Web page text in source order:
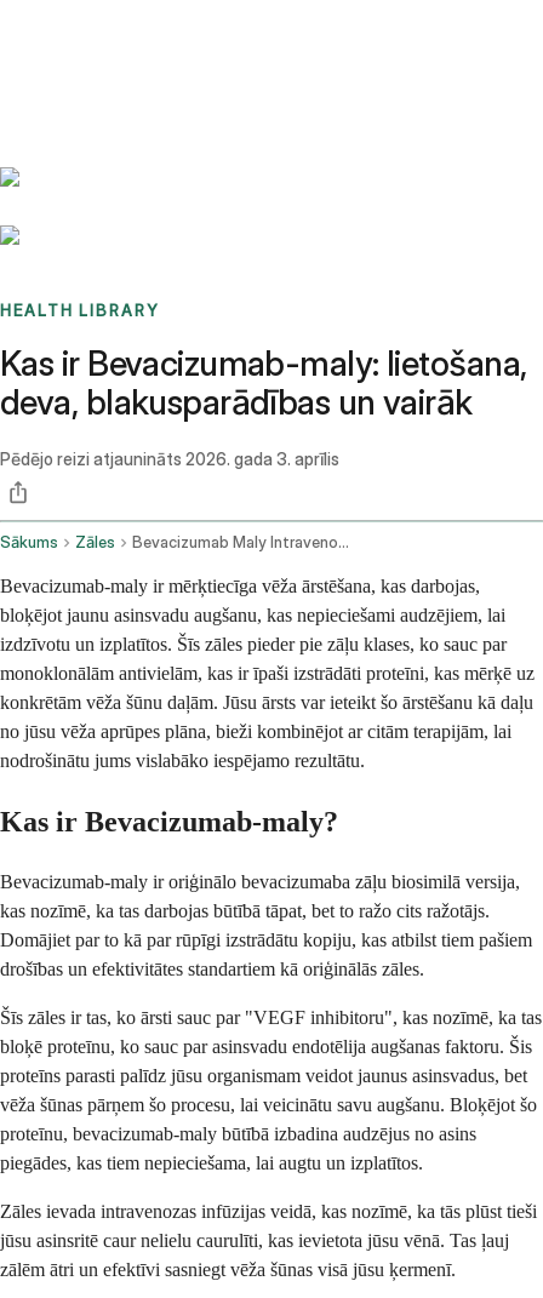
HEALTH LIBRARY
Kas ir Bevacizumab-maly: lietošana,
deva, blakusparādības un vairāk
Pēdējo reizi atjaunināts 2026. gada 3. aprīlis
Sākums Zāles Bevacizumab Maly Intravenous Route
Bevacizumab-maly ir mērķtiecīga vēža ārstēšana, kas darbojas,
bloķējot jaunu asinsvadu augšanu, kas nepieciešami audzējiem, lai
izdzīvotu un izplatītos. Šīs zāles pieder pie zāļu klases, ko sauc par
monoklonālām antivielām, kas ir īpaši izstrādāti proteīni, kas mērķē uz
konkrētām vēža šūnu daļām. Jūsu ārsts var ieteikt šo ārstēšanu kā daļu
no jūsu vēža aprūpes plāna, bieži kombinējot ar citām terapijām, lai
nodrošinātu jums vislabāko iespējamo rezultātu.
Kas ir Bevacizumab-maly?
Bevacizumab-maly ir oriģinālo bevacizumaba zāļu biosimilā versija,
kas nozīmē, ka tas darbojas būtībā tāpat, bet to ražo cits ražotājs.
Domājiet par to kā par rūpīgi izstrādātu kopiju, kas atbilst tiem pašiem
drošības un efektivitātes standartiem kā oriģinālās zāles.
Šīs zāles ir tas, ko ārsti sauc par "VEGF inhibitoru", kas nozīmē, ka tas
bloķē proteīnu, ko sauc par asinsvadu endotēlija augšanas faktoru. Šis
proteīns parasti palīdz jūsu organismam veidot jaunus asinsvadus, bet
vēža šūnas pārņem šo procesu, lai veicinātu savu augšanu. Bloķējot šo
proteīnu, bevacizumab-maly būtībā izbadina audzējus no asins
piegādes, kas tiem nepieciešama, lai augtu un izplatītos.
Zāles ievada intravenozas infūzijas veidā, kas nozīmē, ka tās plūst tieši
jūsu asinsritē caur nelielu caurulīti, kas ievietota jūsu vēnā. Tas ļauj
zālēm ātri un efektīvi sasniegt vēža šūnas visā jūsu ķermenī.